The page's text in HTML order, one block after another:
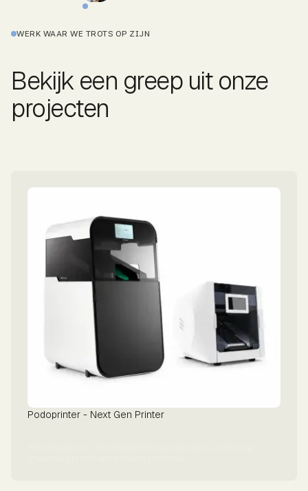
WERK WAAR WE TROTS OP ZIJN
Bekijk een greep uit onze
projecten
Podoprinter - Next Gen Printer